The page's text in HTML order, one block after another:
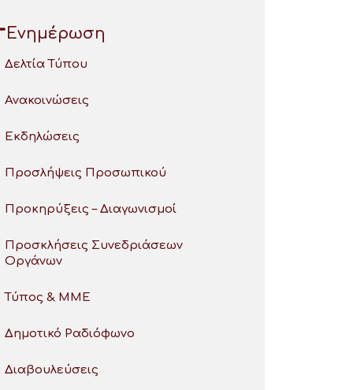
Ενημέρωση
Δελτία Τύπου
Ανακοινώσεις
Εκδηλώσεις
Προσλήψεις Προσωπικού
Προκηρύξεις – Διαγωνισμοί
Προσκλήσεις Συνεδριάσεων
Οργάνων
Τύπος & ΜΜΕ
Δημοτικό Ραδιόφωνο
Διαβουλεύσεις